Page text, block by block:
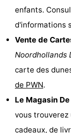
Zee
Duinen
Scorleduyn
Hôtels
Last
minutes
Plages
Voir
et
faire
Lieux
d'intérêt
enfants.
d'informations
Vente de
Noordhollands
carte des
de PWN.
Le Magasin
vous trouverez
cadeaux, de